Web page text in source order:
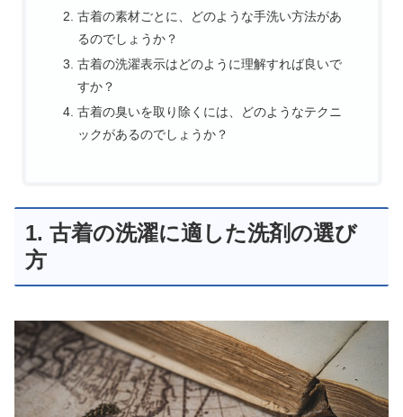
古着の素材ごとに、どのような手洗い方法があ
るのでしょうか？
古着の洗濯表示はどのように理解すれば良いで
すか？
古着の臭いを取り除くには、どのようなテクニ
ックがあるのでしょうか？
1. 古着の洗濯に適した洗剤の選び
方